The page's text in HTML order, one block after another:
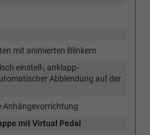
mit animierten Blinkern
einstell-, anklapp-
Abblendung auf der
Anhängevorrichtung
mit Virtual Pedal